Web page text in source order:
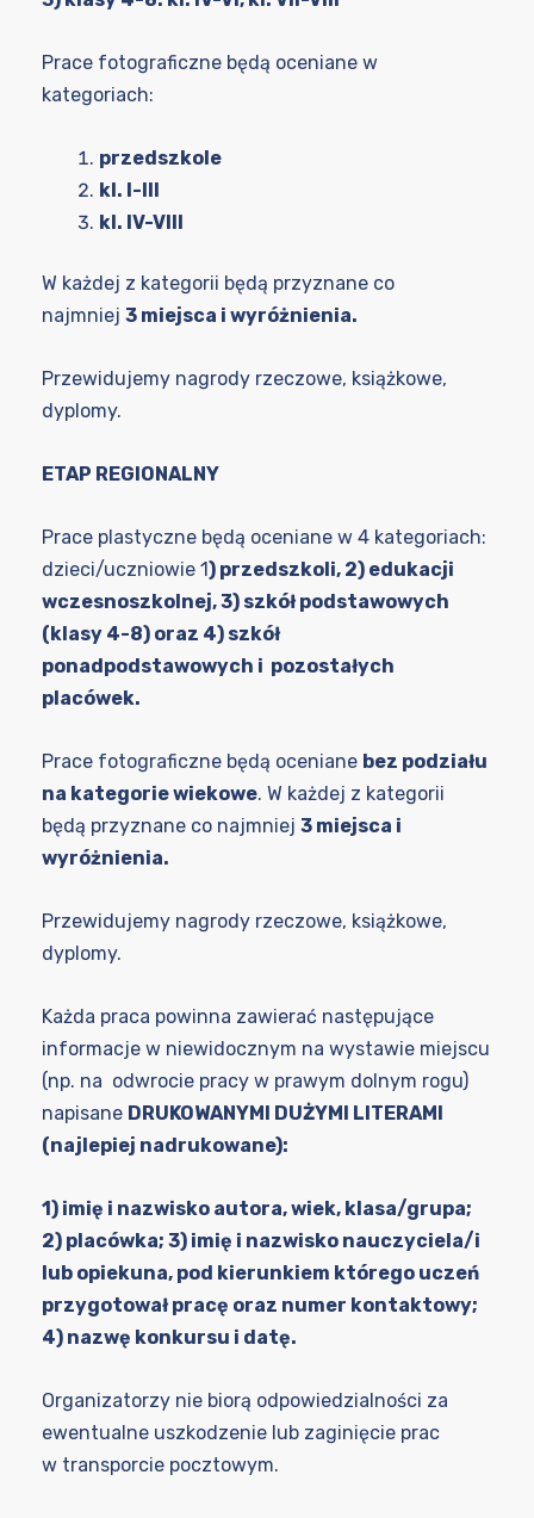
Prace fotograficzne będą oceniane w
kategoriach:
przedszkole
kl. I-III
kl. IV-VIII
W każdej z kategorii będą przyznane co
najmniej 3 miejsca i wyróżnienia.
Przewidujemy nagrody rzeczowe, książkowe,
dyplomy.
ETAP REGIONALNY
Prace plastyczne będą oceniane w 4 kategoriach:
dzieci/uczniowie 1) przedszkoli, 2) edukacji
wczesnoszkolnej, 3) szkół podstawowych
(klasy 4-8) oraz 4) szkół
ponadpodstawowych i pozostałych
placówek.
Prace fotograficzne będą oceniane bez podziału
na kategorie wiekowe. W każdej z kategorii
będą przyznane co najmniej 3 miejsca i
wyróżnienia.
Przewidujemy nagrody rzeczowe, książkowe,
dyplomy.
Każda praca powinna zawierać następujące
informacje w niewidocznym na wystawie miejscu
(np. na odwrocie pracy w prawym dolnym rogu)
napisane DRUKOWANYMI DUŻYMI LITERAMI
(najlepiej nadrukowane):
1) imię i nazwisko autora, wiek, klasa/grupa;
2) placówka; 3) imię i nazwisko nauczyciela/i
lub opiekuna, pod kierunkiem którego uczeń
przygotował pracę oraz numer kontaktowy;
4) nazwę konkursu i datę.
Organizatorzy nie biorą odpowiedzialności za
ewentualne uszkodzenie lub zaginięcie prac
w transporcie pocztowym.